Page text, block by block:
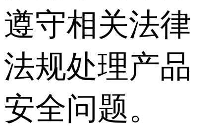
遵守相关法律
法规处理产品
安全问题。